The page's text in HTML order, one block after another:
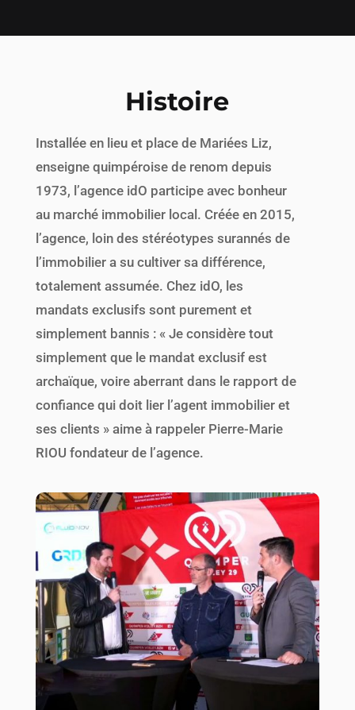
Histoire
Installée en lieu et place de Mariées Liz,
enseigne quimpéroise de renom depuis
1973, l’agence idO participe avec bonheur
au marché immobilier local. Créée en 2015,
l’agence, loin des stéréotypes surannés de
l’immobilier a su cultiver sa différence,
totalement assumée. Chez idO, les
mandats exclusifs sont purement et
simplement bannis : « Je considère tout
simplement que le mandat exclusif est
archaïque, voire aberrant dans le rapport de
confiance qui doit lier l’agent immobilier et
ses clients » aime à rappeler Pierre-Marie
RIOU fondateur de l’agence.